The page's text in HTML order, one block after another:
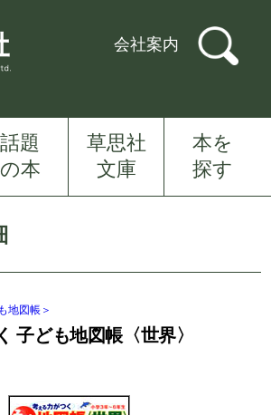
会社案内
話題
の本
草思社
文庫
本を
探す
地図帳＞
子ども地図帳〈世界〉